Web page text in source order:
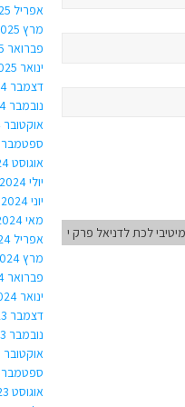
לכת לדניאל פרק י
אפריל 2025
מרץ 2025
פברואר 2025
ינואר 2025
דצמבר 2024
נובמבר 2024
אוקטובר 2024
ספטמבר 2024
אוגוסט 2024
יולי 2024
יוני 2024
מאי 2024
אפריל 2024
מרץ 2024
פברואר 2024
ינואר 2024
דצמבר 2023
נובמבר 2023
אוקטובר 2023
ספטמבר 2023
אוגוסט 2023